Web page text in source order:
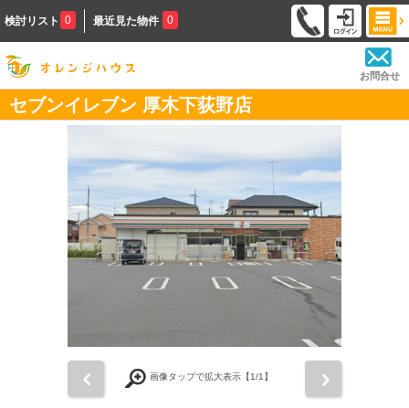
検討リスト 0 最近見た物件 0
お問合せ
セブンイレブン 厚木下荻野店
画像タップで拡大表示【1/1】